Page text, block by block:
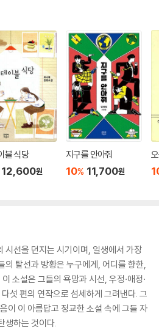
블 식당
12,600원
지구를 안아줘
10% 11,700원
시선을 던지는 시기이며, 일생에서 가장
의 탈선과 방황은 누구에게, 어디를 향한,
소설은 그들의 욕망과 시선, 우정·애정·
섯 편의 연작으로 섬세하게 그려낸다. 그
이 이 아름답고 정교한 소설 속에 그들 자
생하는 것이다.